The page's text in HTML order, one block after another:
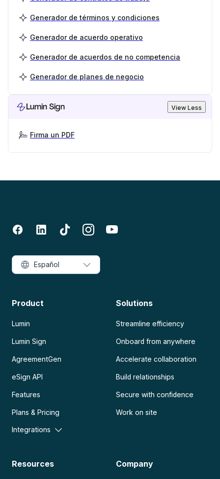
Generador de términos y condiciones
Generador de acuerdo operativo
Generador de acuerdos de no competencia
Generador de planes de negocio
Lumin Sign View Less
Firma un PDF
Product
Lumin
Lumin Sign
AgreementGen
eSign API
Features
Plans & Pricing
Integrations
Solutions
Streamline efficiency
Onboard from anywhere
Accelerate collaboration
Build relationships
Secure with confidence
Work on site
Resources Company
Español